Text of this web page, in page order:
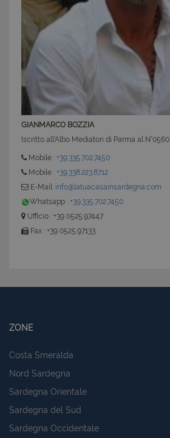
GIANMARCO BOZZIA
Iscritto all'Albo Mediatori di Parma al N°0560
Mobile : +39.335.702.7450
Mobile : +39.338.223.8712
E-Mail: info@latuacasainsardegna.com
Whatsapp : +39.335.702.7450
Ufficio : +39 0525.97447
Fax : +39 0525.97133
ZONE
Costa Smeralda
Nord Sardegna
Sardegna Orientale
Sardegna del Sud
Sardegna Occidentale